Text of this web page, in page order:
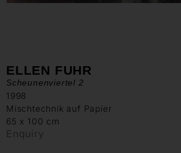
ELLEN FUHR
Scheunenviertel 2
1998
Mischtechnik auf Papier
65 x 100 cm
Enquiry